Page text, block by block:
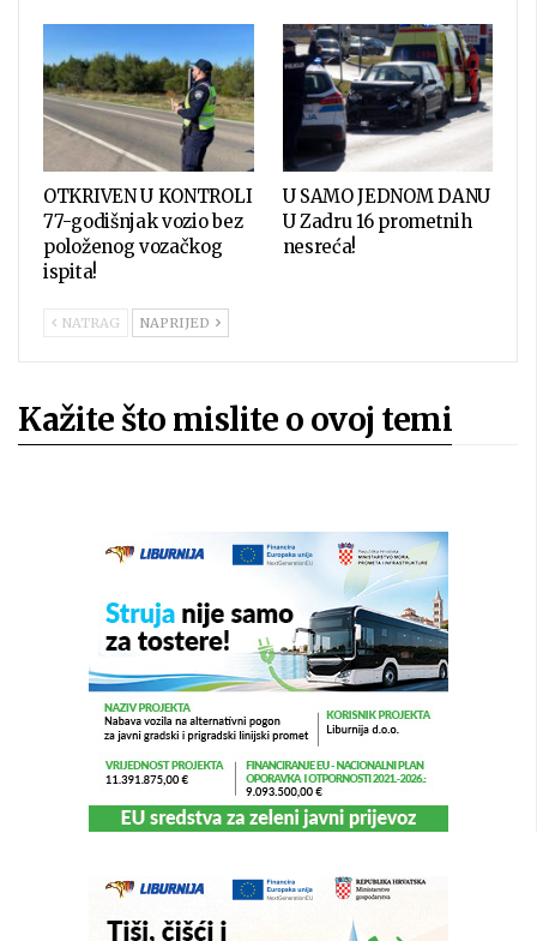
OTKRIVEN U KONTROLI
77-godišnjak vozio bez
položenog vozačkog
ispita!
U SAMO JEDNOM DANU
U Zadru 16 prometnih
nesreća!
NATRAG NAPRIJED
Kažite što mislite o ovoj temi